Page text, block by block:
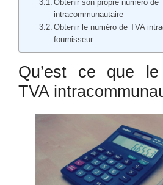
Obtenir son propre numéro de
intracommunautaire
Obtenir le numéro de TVA
fournisseur
Qu’est ce que
TVA